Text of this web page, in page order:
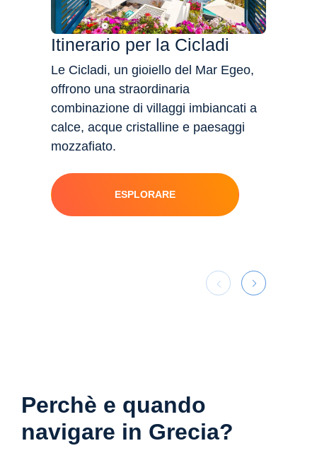
Itinerario per la Cicladi
Le Cicladi, un gioiello del Mar Egeo,
offrono una straordinaria
combinazione di villaggi imbiancati a
calce, acque cristalline e paesaggi
mozzafiato.
ESPLORARE
Perchè e quando
navigare in Grecia?